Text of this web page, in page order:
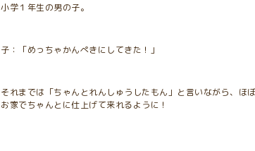
小学１年生の男の子。
子：「めっちゃかんぺきにしてきた！」
それまでは「ちゃんとれんしゅうしたもん」と言いながら、ほ
お家でちゃんとに仕上げて来れるように！